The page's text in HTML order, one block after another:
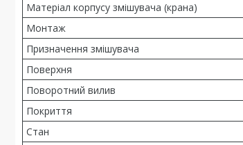
Матеріал корпусу змішувача (крана)
Монтаж
Призначення змішувача
Поверхня
Поворотний вилив
Покриття
Стан